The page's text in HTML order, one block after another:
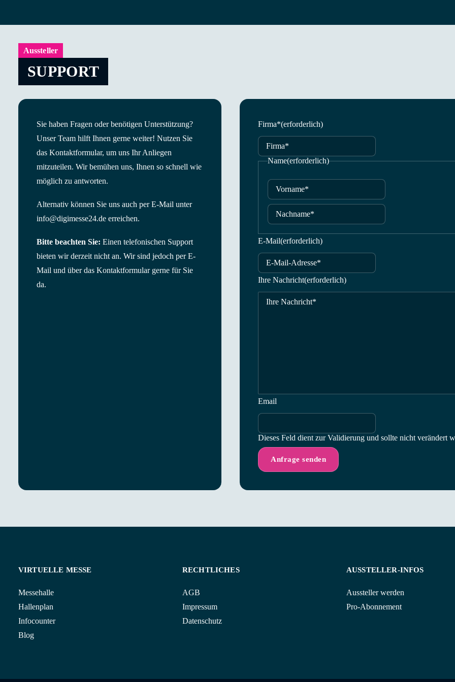
Aussteller
SUPPORT
Sie haben Fragen oder benötigen Unterstützung?
Unser Team hilft Ihnen gerne weiter! Nutzen Sie
das Kontaktformular, um uns Ihr Anliegen
mitzuteilen. Wir bemühen uns, Ihnen so schnell wie
möglich zu antworten.
Alternativ können Sie uns auch per E-Mail unter
info@digimesse24.de erreichen.
Bitte beachten Sie: Einen telefonischen Support
bieten wir derzeit nicht an. Wir sind jedoch per E-
Mail und über das Kontaktformular gerne für Sie
da.
Firma*(erforderlich)
Name(erforderlich)
Vorname
E-Mail(erforderlich)
Ihre Nachricht(erforderlich)
Email
Dieses Feld dient zur Validierung und sollte nicht verändert
VIRTUELLE MESSE
Messehalle
Hallenplan
Infocounter
Blog
RECHTLICHES
AGB
Impressum
Datenschutz
AUSSTELLER-INFOS
Aussteller werden
Pro-Abonnement